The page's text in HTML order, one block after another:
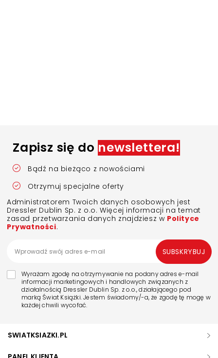
Zapisz się do newslettera!
Bądź na bieżąco z nowościami
Otrzymuj specjalne oferty
Administratorem Twoich danych osobowych jest
Dressler Dublin Sp. z o.o. Więcej informacji na temat
zasad przetwarzania danych znajdziesz w Polityce
Prywatności.
Wyrażam zgodę na otrzymywanie na podany adres e-mail
informacji marketingowych i handlowych związanych z
działalnością Dressler Dublin Sp. z o.o., działającego pod
marką Świat Książki. Jestem świadomy/-a, że zgodę tę mogę w
każdej chwili wycofać.
SUBSKRYBUJ
SWIATKSIAZKI.PL